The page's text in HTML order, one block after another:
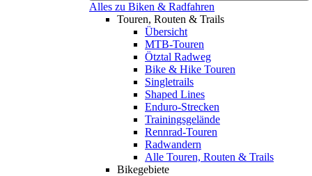
Alles zu Biken & Radfahren
Touren, Routen & Trails
Übersicht
MTB-Touren
Ötztal Radweg
Bike & Hike Touren
Singletrails
Shaped Lines
Enduro-Strecken
Trainingsgelände
Rennrad-Touren
Radwandern
Alle Touren, Routen & Trails
Bikegebiete